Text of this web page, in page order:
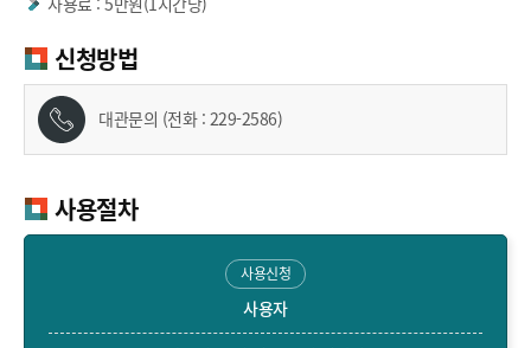
신청방법
대관문의 (전화 : 229-2586)
사용절차
사용신청
사용자